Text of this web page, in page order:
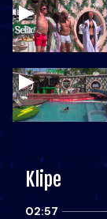
Klipe
02:57